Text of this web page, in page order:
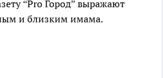
“Pro Город” выражают
и близким имама.